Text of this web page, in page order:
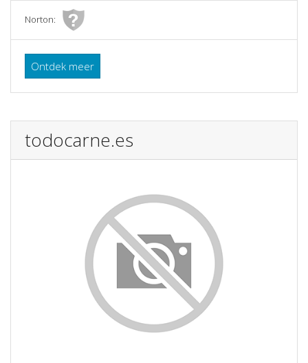
Norton:
Ontdek meer
todocarne.es